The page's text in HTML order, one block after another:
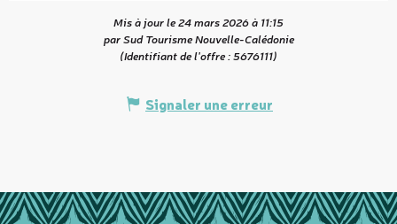
Mis à jour le 24 mars 2026 à 11:15
par Sud Tourisme Nouvelle-Calédonie
(Identifiant de l'offre :5676111)
Signaler une erreur